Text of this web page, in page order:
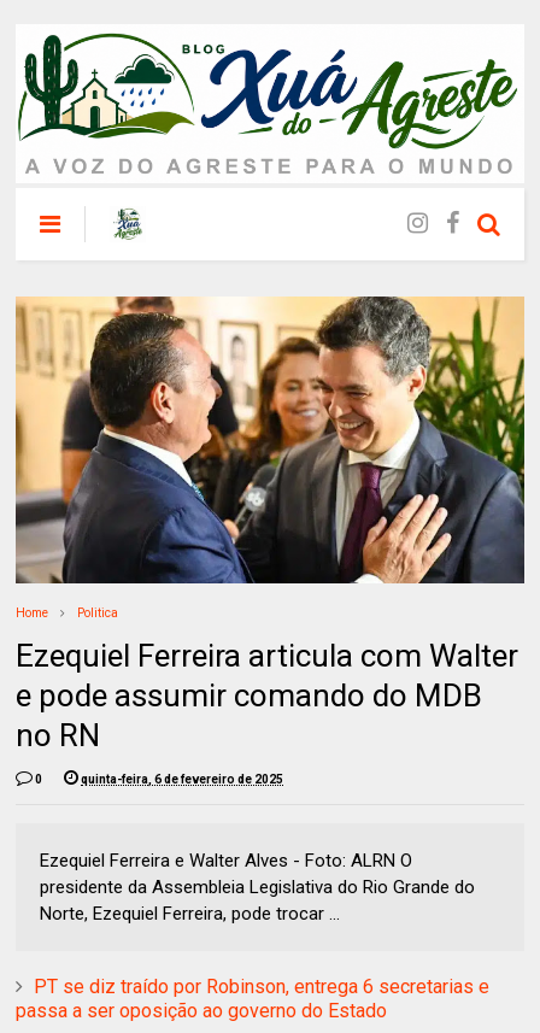
Home Politica
Ezequiel Ferreira articula com Walter
e pode assumir comando do MDB
no RN
0 quinta-feira, 6 de fevereiro de 2025
Ezequiel Ferreira e Walter Alves - Foto: ALRN O
presidente da Assembleia Legislativa do Rio Grande do
Norte, Ezequiel Ferreira, pode trocar ...
PT se diz traído por Robinson, entrega 6 secretarias e
passa a ser oposição ao governo do Estado